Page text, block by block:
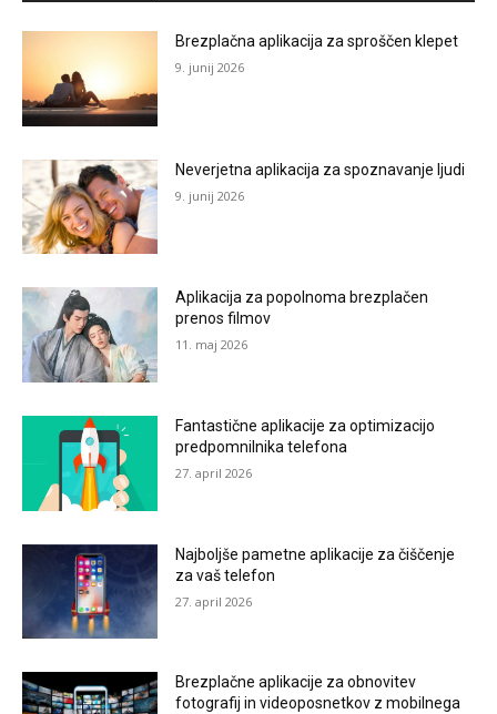
Brezplačna aplikacija za sproščen klepet
9. junij 2026
Neverjetna aplikacija za spoznavanje ljudi
9. junij 2026
Aplikacija za popolnoma brezplačen
prenos filmov
11. maj 2026
Fantastične aplikacije za optimizacijo
predpomnilnika telefona
27. april 2026
Najboljše pametne aplikacije za čiščenje
za vaš telefon
27. april 2026
Brezplačne aplikacije za obnovitev
fotografij in videoposnetkov z mobilnega